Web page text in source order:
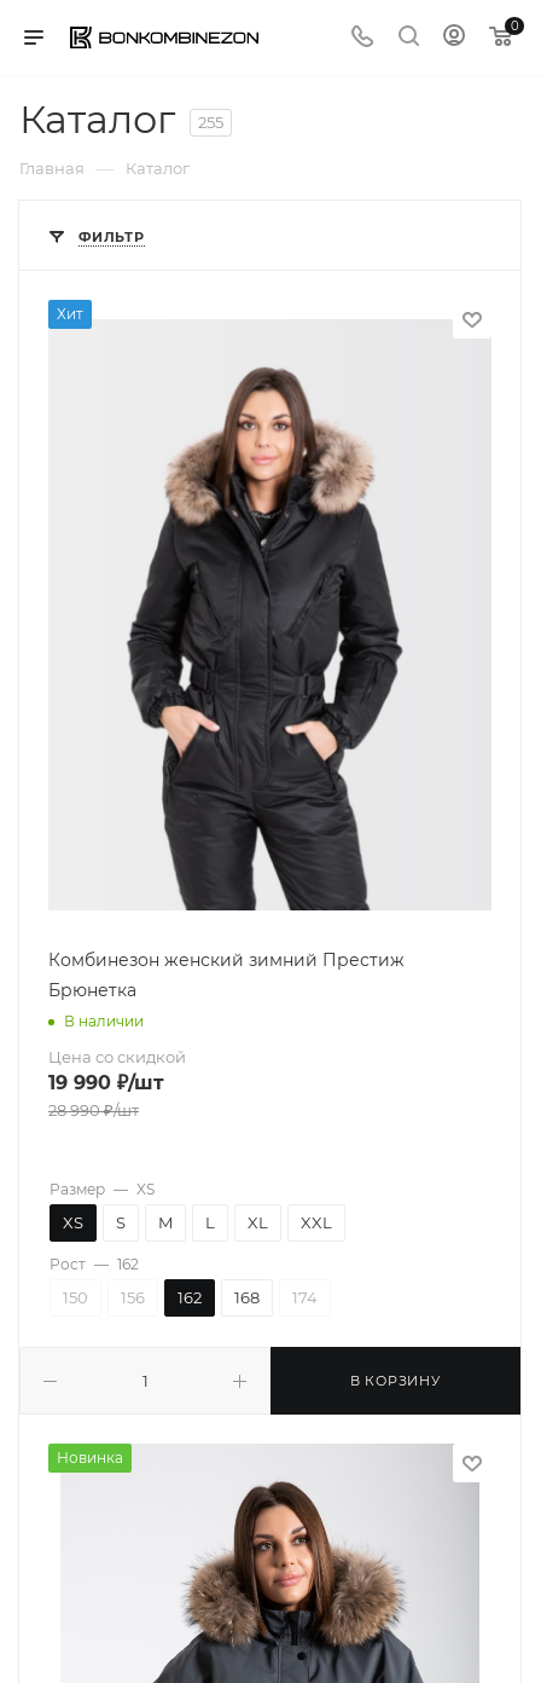
0
Каталог 255
Главная — Каталог
ФИЛЬТР
Хит
Комбинезон женский зимний Престиж
Брюнетка
В наличии
Цена со скидкой
19 990 ₽/шт
28 990₽/шт
В КОРЗИНУ
Размер — XS
XS S M L XL XXL
Рост — 162
150 156 162 168 174
Новинка